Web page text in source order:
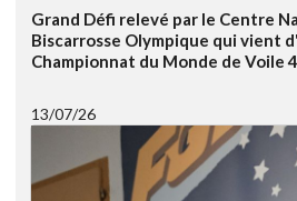
Grand Défi relevé par le Centre
Biscarrosse Olympique qui vient
Championnat du Monde de Voile
13/07/26